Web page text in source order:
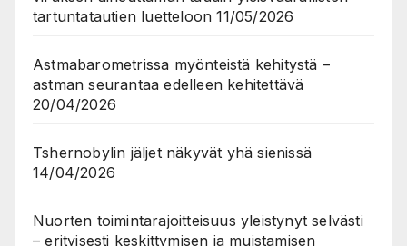
tartuntatautien luetteloon 11/05/2026
Astmabarometrissa myönteistä kehitystä –
astman seurantaa edelleen kehitettävä
20/04/2026
Tshernobylin jäljet näkyvät yhä sienissä
14/04/2026
Nuorten toimintarajoitteisuus yleistynyt selvästi
– erityisesti keskittymisen ja muistamisen